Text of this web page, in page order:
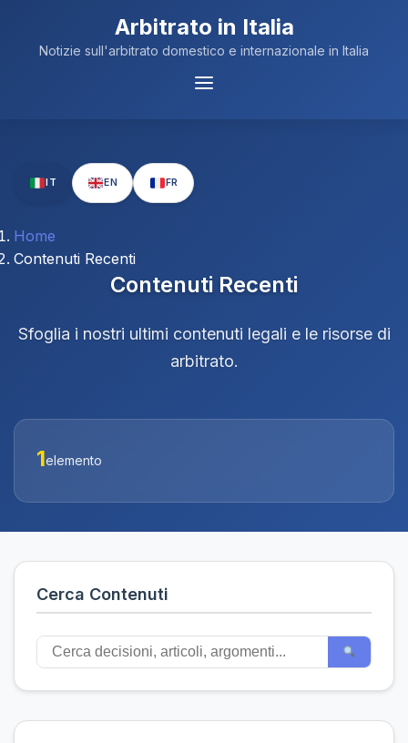
Arbitrato in Italia
Notizie sull'arbitrato domestico e internazionale in Italia
Menu
IT EN FR
Home
Contenuti Recenti
Contenuti Recenti
Sfoglia i nostri ultimi contenuti legali e le risorse di
arbitrato.
1elemento
Cerca Contenuti